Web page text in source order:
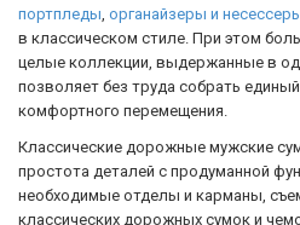
портпледы, органайзеры и
в классическом стиле. При этом
целые коллекции, выдержанные в
позволяет без труда собрать
комфортного перемещения.
Классические дорожные мужские
простота деталей с продуманной
необходимые отделы и карманы,
классических дорожных сумок и